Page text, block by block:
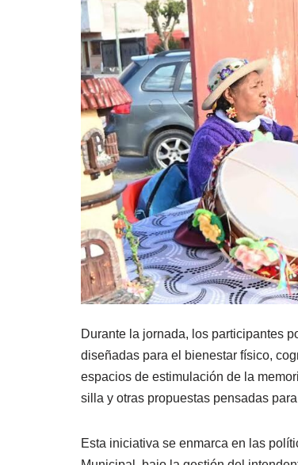
Durante la jornada, los participantes
diseñadas para el bienestar físico,
espacios de estimulación de la
silla y otras propuestas pensadas
Esta iniciativa se enmarca en las